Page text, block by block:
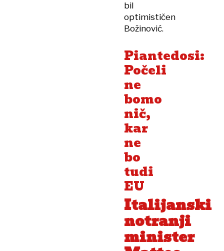
bil
optimističen
Božinović.
Piantedosi:
Počeli
ne
bomo
nič,
kar
ne
bo
tudi
EU
Italijanski
notranji
minister